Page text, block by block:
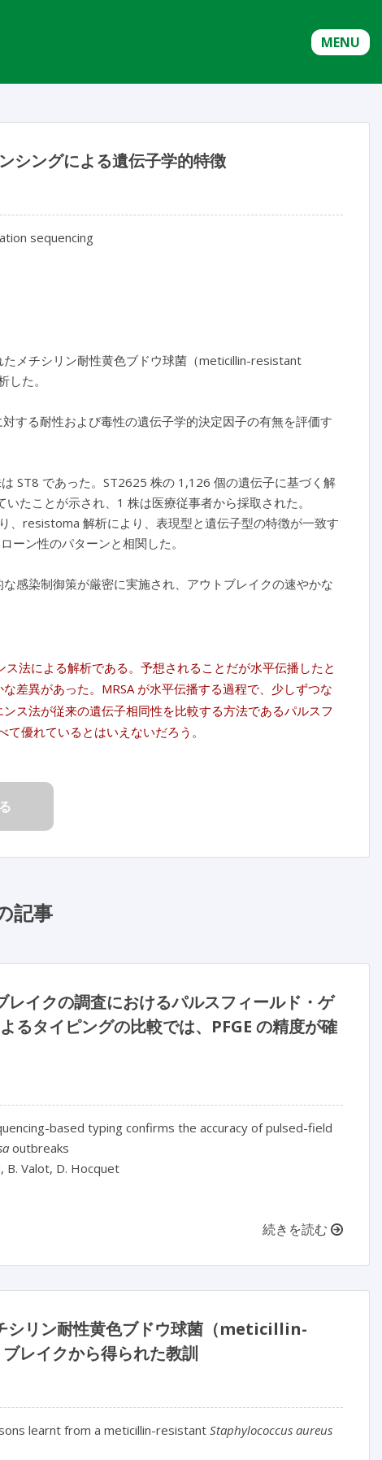
MENU
シングによる遺伝子学的特徴
sequencing
メチシリン耐性黄色ブドウ球菌（meticillin-resistant
した。
する耐性および毒性の遺伝子学的決定因子の有無を評価す
ST8 であった。ST2625 株の 1,126 個の遺伝子に基づく解
たことが示され、1 株は医療従事者から採取された。
、resistoma 解析により、表現型と遺伝子型の特徴が一致す
ーン性のパターンと相関した。
感染制御策が厳密に実施され、アウトブレイクの速やかな
法による解析である。予想されることだが水平伝播したと
差異があった。MRSA が水平伝播する過程で、少しずつな
ス法が従来の遺伝子相同性を比較する方法であるパルスフ
優れているとはいえないだろう。
記事
レイクの調査におけるパルスフィールド・ゲ
るタイピングの比較では、PFGE の精度が確
based typing confirms the accuracy of pulsed-field
outbreaks
B. Valot, D. Hocquet
続きを読む
シリン耐性黄色ブドウ球菌（meticillin-
レイクから得られた教訓
learnt from a meticillin-resistant Staphylococcus aureus